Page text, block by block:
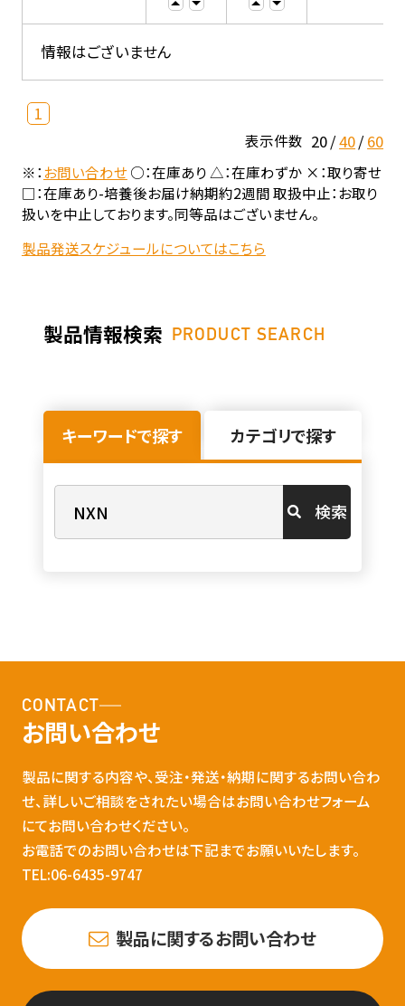
情報はございません
1
表示件数 20 40 60
※：お問い合わせ○：在庫あり △：在庫わずか ×：取り寄せ
□：在庫あり-培養後お届け納期約2週間 取扱中止：お取り
扱いを中止しております。同等品はございません。
製品発送スケジュールについてはこちら
製品情報検索 PRODUCT SEARCH
キーワードで探す カテゴリで探す
検索
CONTACT
お問い合わせ
製品に関する内容や、受注・発送・納期に関するお問い合わ
せ、詳しいご相談をされたい場合はお問い合わせフォーム
にてお問い合わせください。
お電話でのお問い合わせは下記までお願いいたします。
TEL:06-6435-9747
製品に関するお問い合わせ